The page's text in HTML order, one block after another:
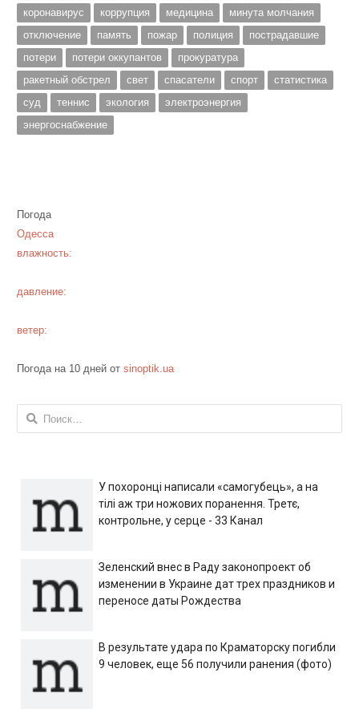
коронавирус
коррупция медицина
минута молчания
отключение
память пожар полиция
пострадавшие
потери
потери оккупантов
прокуратура
ракетный обстрел
свет спасатели спорт
статистика
суд
теннис экология
электроэнергия
энергоснабжение
Погода
Одесса
влажность:
давление:
ветер:
Погода на 10 дней от sinoptik.ua
Найти:
У похоронці написали «самогубець», а на
тілі аж три ножових поранення. Третє,
контрольне, у серце - 33 Канал
Зеленский внес в Раду законопроект об
изменении в Украине дат трех праздников и
переносе даты Рождества
В результате удара по Краматорску погибли
9 человек, еще 56 получили ранения (фото)